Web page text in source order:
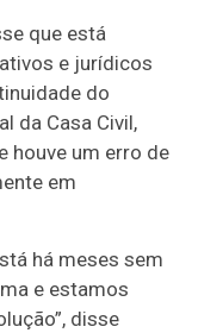
que está
e jurídicos
do
da Casa Civil,
houve um erro de
em
há meses sem
e estamos
disse